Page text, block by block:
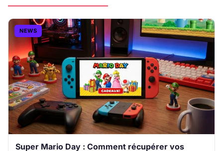
NEWS
Super Mario Day : Comment récupérer vos